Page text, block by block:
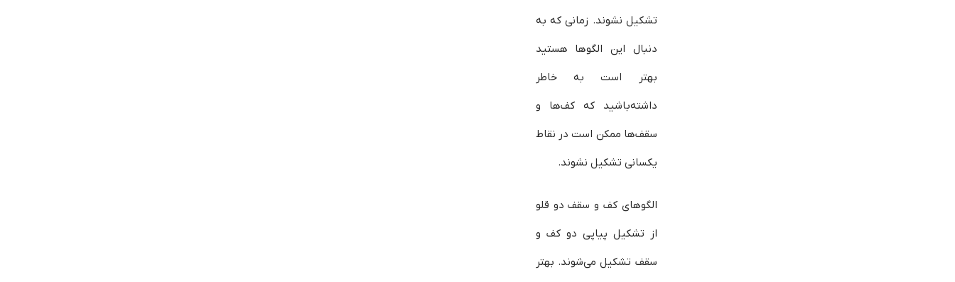
تشکیل نشوند. زمانی که به
دنبال این الگوها هستید
بهتر است به خاطر
داشته‌باشید که کف‌ها و
سقف‌ها ممکن است در نقاط
یکسانی تشکیل نشوند.
الگوهای کف و سقف دو قلو
از تشکیل پیاپی دو کف و
سقف تشکیل می‌شوند. بهتر